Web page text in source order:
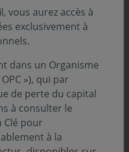
en pension
garantes
05 août 2024
vous aurez accès à
exclusivement à
dans un Organisme
»), qui par
de perte du capital
à consulter le
pour
à la